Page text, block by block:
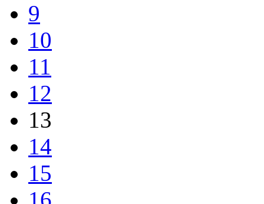
9
10
11
12
13
14
15